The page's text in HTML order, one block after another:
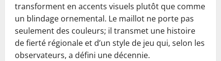
transforment en accents visuels plutôt que comme
un blindage ornemental. Le maillot ne porte pas
seulement des couleurs; il transmet une histoire
de fierté régionale et d’un style de jeu qui, selon les
observateurs, a défini une décennie.